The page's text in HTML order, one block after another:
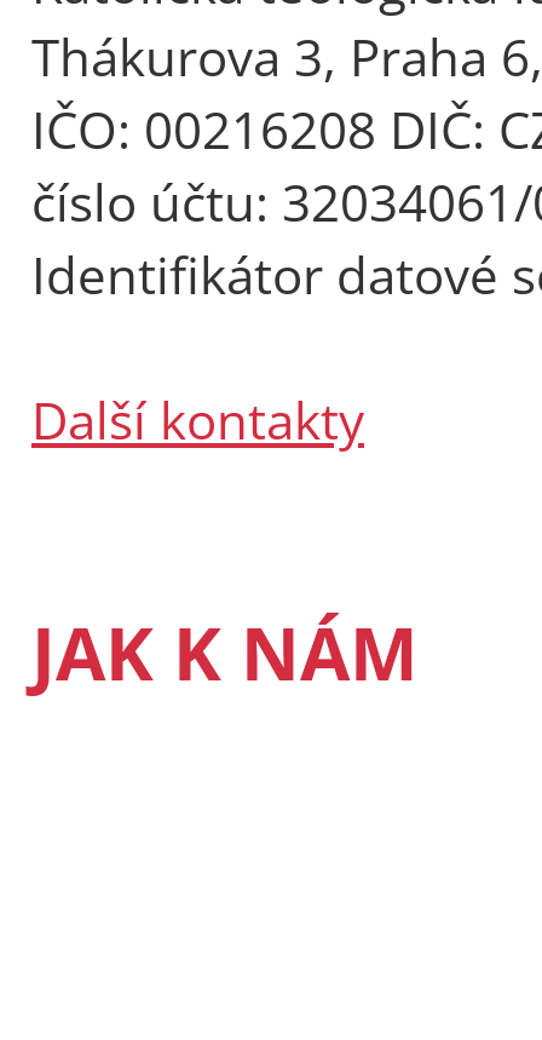
Thákurova 3, Praha
IČO: 00216208 DIČ:
číslo účtu:
Identifikátor datové
Další kontakty
JAK K NÁM